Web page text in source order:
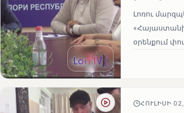
Լոռու
օրենքում
ՀՈՒԼԻՍԻ